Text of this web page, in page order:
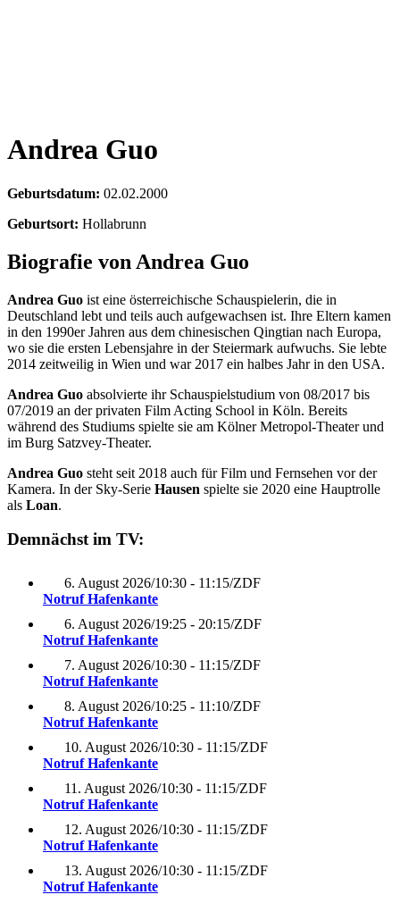
Andrea Guo
Geburtsdatum: 02.02.2000
Geburtsort: Hollabrunn
Biografie von Andrea Guo
Andrea Guo ist eine österreichische Schauspielerin, die in
Deutschland lebt und teils auch aufgewachsen ist. Ihre Eltern kamen
in den 1990er Jahren aus dem chinesischen Qingtian nach Europa,
wo sie die ersten Lebensjahre in der Steiermark aufwuchs. Sie lebte
2014 zeitweilig in Wien und war 2017 ein halbes Jahr in den USA.
Andrea Guo absolvierte ihr Schauspielstudium von 08/2017 bis
07/2019 an der privaten Film Acting School in Köln. Bereits
während des Studiums spielte sie am Kölner Metropol-Theater und
im Burg Satzvey-Theater.
Andrea Guo steht seit 2018 auch für Film und Fernsehen vor der
Kamera. In der Sky-Serie Hausen spielte sie 2020 eine Hauptrolle
als Loan.
Demnächst im TV:
6. August 2026/10:30 - 11:15/ZDF
Notruf Hafenkante
6. August 2026/19:25 - 20:15/ZDF
Notruf Hafenkante
7. August 2026/10:30 - 11:15/ZDF
Notruf Hafenkante
8. August 2026/10:25 - 11:10/ZDF
Notruf Hafenkante
10. August 2026/10:30 - 11:15/ZDF
Notruf Hafenkante
11. August 2026/10:30 - 11:15/ZDF
Notruf Hafenkante
12. August 2026/10:30 - 11:15/ZDF
Notruf Hafenkante
13. August 2026/10:30 - 11:15/ZDF
Notruf Hafenkante